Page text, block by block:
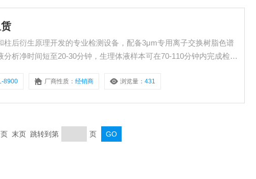
柱后衍生原理开发的专业检测设备，配备3μm专用离子交换树脂色谱
析净时间短至20-30分钟，生理体液样本可在70-110分钟内完成检
食品质量监控、医药研发、临床检测及农业研究等领域。 氨基酸分析仪 仪器租赁
8900 厂商性质：经销商 浏览量：431
末页 跳转到第 页